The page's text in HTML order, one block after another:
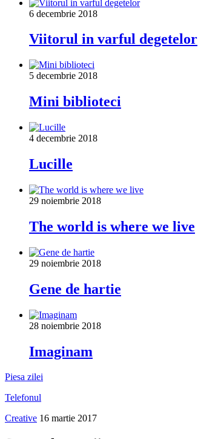
6 decembrie 2018
Viitorul in varful degetelor
5 decembrie 2018
Mini biblioteci
4 decembrie 2018
Lucille
29 noiembrie 2018
The world is where we live
29 noiembrie 2018
Gene de hartie
28 noiembrie 2018
Imaginam
Piesa zilei
Telefonul
Creative 16 martie 2017